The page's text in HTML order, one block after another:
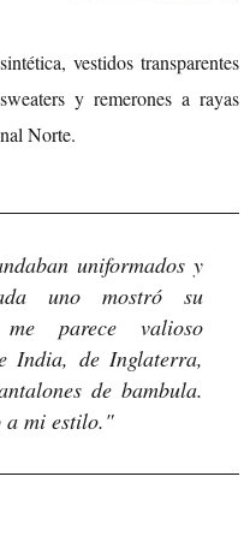
vestidos transparentes
y remerones a rayas
Norte.
uniformados y
uno mostró su
parece valioso
India, de Inglaterra,
de bambula.
a mi estilo."